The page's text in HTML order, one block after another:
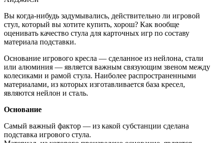
Вы когда-нибудь задумывались, действительно ли игровой
стул, который вы хотите купить, хорош? Как вообще
оценивать качество стула для карточных игр по составу
материала подставки.
Основание игрового кресла — сделанное из нейлона, стали
или алюминия — является важным связующим звеном между
колесиками и рамой стула. Наиболее распространенными
материалами, из которых изготавливается база кресел,
являются нейлон и сталь.
Основание
Самый важный фактор — из какой субстанции сделана
подставка игрового стула.